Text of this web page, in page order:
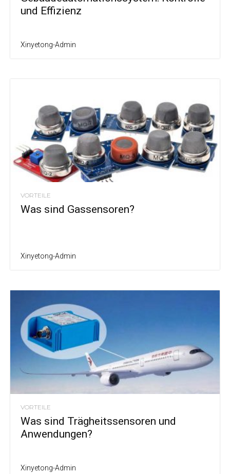
und Effizienz
Xinyetong-Admin
VORTEILE
Was sind Gassensoren?
Xinyetong-Admin
VORTEILE
Was sind Trägheitssensoren und
Anwendungen?
Xinyetong-Admin